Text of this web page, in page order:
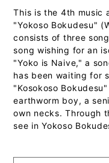
This is the 4th music
"Yokoso Bokudesu"
consists of three
song wishing for an
"Yoko is Naive," a
has been waiting for
"Kosokoso
earthworm boy, a
own necks. Through
see in Yokoso